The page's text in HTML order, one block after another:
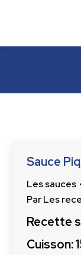
Sauce
Les sauces
ParLes
Recette
Cuisson: